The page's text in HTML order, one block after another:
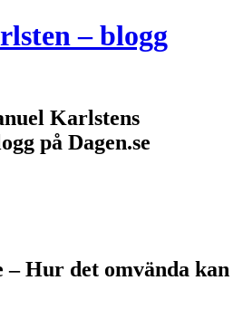
– blogg
Karlstens
på Dagen.se
– Hur det omvända kan